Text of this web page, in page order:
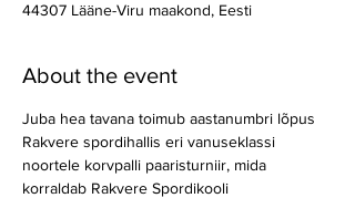
44307 Lääne-Viru maakond, Eesti
About the event
Juba hea tavana toimub aastanumbri lõpus
Rakvere spordihallis eri vanuseklassi
noortele korvpalli paaristurniir, mida
korraldab Rakvere Spordikooli